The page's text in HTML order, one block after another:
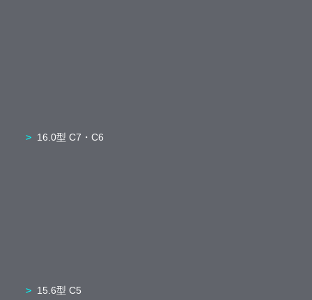
16.0型 C7・C6
15.6型 C5